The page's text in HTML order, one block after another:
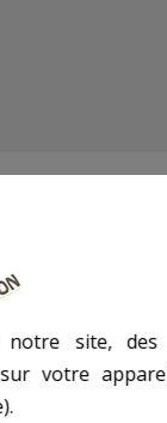
site, des
votre